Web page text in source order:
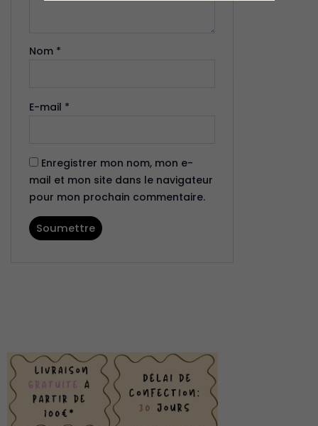
Nom *
E-mail *
Enregistrer mon nom, mon e-
mail et mon site dans le navigateur
pour mon prochain commentaire.